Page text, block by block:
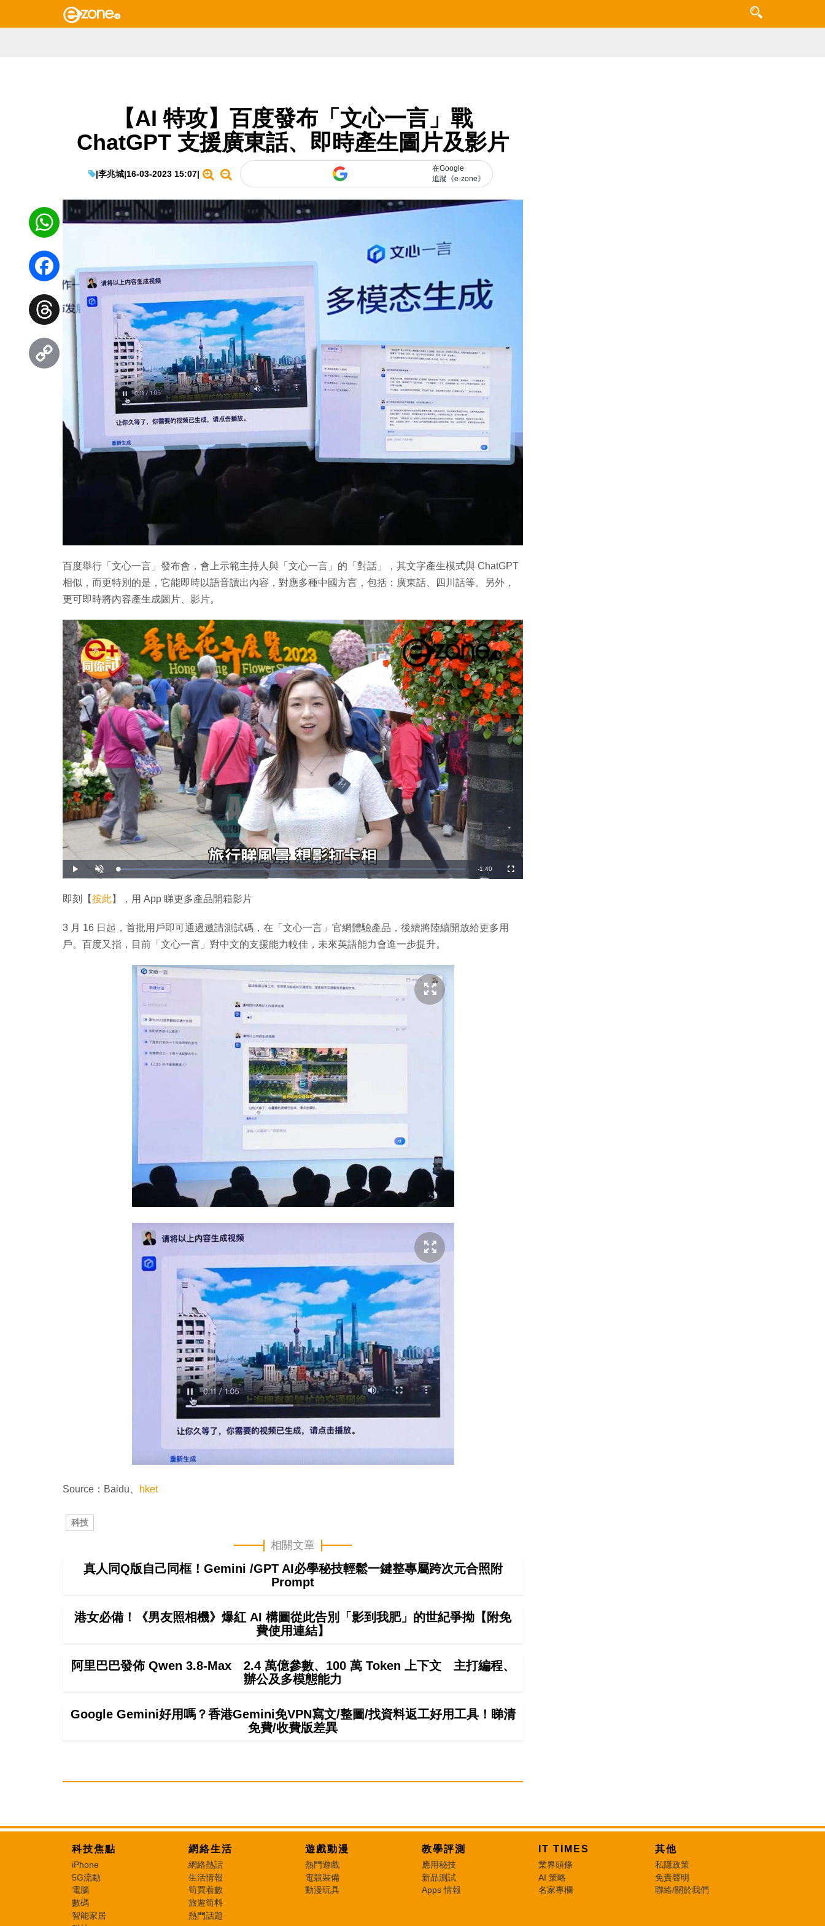
【AI 特攻】百度發布「文心一言」戰
ChatGPT 支援廣東話、即時產生圖片及影片
|李兆城|16-03-2023 15:07|
在Google
追蹤《e-zone》
百度舉行「文心一言」發布會，會上示範主持人與「文心一言」的「對話」，其文字產生模式與 ChatGPT
相似，而更特別的是，它能即時以語音讀出內容，對應多種中國方言，包括：廣東話、四川話等。另外，
更可即時將內容產生成圖片、影片。
播
放
開
啟
載
入
:
3
0
剩
間
-1:40
全
螢
即刻【按此】，用 App 睇更多產品開箱影片
3 月 16 日起，首批用戶即可通過邀請測試碼，在「文心一言」官網體驗產品，後續將陸續開放給更多用
戶。 百度又指，目前 「文心一言」對中文的支援能力較佳，未來英語能力會進一步提升。
Source：Baidu、 hket
科技
相關文章
真人同Q版自己同框！Gemini /GPT AI必學秘技輕鬆一鍵整專屬跨次元合照附
Prompt
港女必備！《男友照相機》爆紅 AI 構圖從此告別「影到我肥」的世紀爭拗【附免
費使用連結】
阿里巴巴發佈 Qwen 3.8-Max 2.4 萬億參數、100 萬 Token 上下文 主打編程、
辦公及多模態能力
Google Gemini好用嗎？香港Gemini免VPN寫文/整圖/找資料返工好用工具！睇清
免費/收費版差異
WhatsApp
Facebook
Threads
科技焦點
iPhone
5G流動
電腦
數碼
智能家居
網絡生活
網絡熱話
生活情報
筍買着數
旅遊筍料
熱門話題
遊戲動漫
熱門遊戲
電競裝備
動漫玩具
教學評測
應用秘技
新品測試
Apps 情報
IT TIMES
業界頭條
AI 策略
名家專欄
其他
私隱政策
免責聲明
聯絡/關於我們